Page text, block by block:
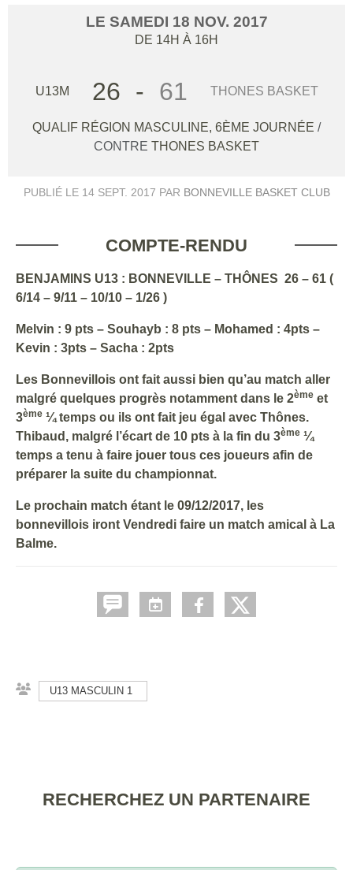
LE SAMEDI 18 NOV. 2017
DE 14H À 16H
U13M 26 - 61 THONES BASKET
QUALIF RÉGION MASCULINE, 6ÈME JOURNÉE /
CONTRE THONES BASKET
PUBLIÉ LE 14 SEPT. 2017 PAR BONNEVILLE BASKET CLUB
COMPTE-RENDU
BENJAMINS U13 : BONNEVILLE – THÔNES 26 – 61 (
6/14 – 9/11 – 10/10 – 1/26 )
Melvin : 9 pts – Souhayb : 8 pts – Mohamed : 4pts –
Kevin : 3pts – Sacha : 2pts
Les Bonnevillois ont fait aussi bien qu’au match aller
malgré quelques progrès notamment dans le 2ème et
3ème ¼ temps ou ils ont fait jeu égal avec Thônes.
Thibaud, malgré l’écart de 10 pts à la fin du 3ème ¼
temps a tenu à faire jouer tous ces joueurs afin de
préparer la suite du championnat.
Le prochain match étant le 09/12/2017, les
bonnevillois iront Vendredi faire un match amical à La
Balme.
U13 MASCULIN 1
RECHERCHEZ UN PARTENAIRE